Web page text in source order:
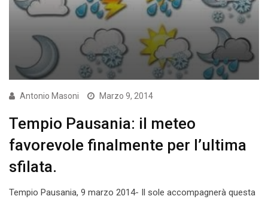
Antonio Masoni Marzo 9, 2014
Tempio Pausania: il meteo
favorevole finalmente per l’ultima
sfilata.
Tempio Pausania, 9 marzo 2014- Il sole accompagnerà questa